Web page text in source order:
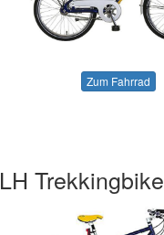
Zum Fahrrad
LH Trekkingbike